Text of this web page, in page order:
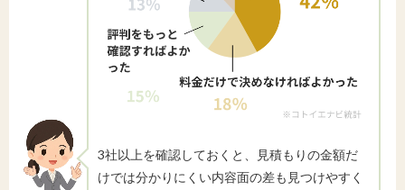
3社以上を確認しておくと、見積もりの金額だ
けでは分かりにくい内容面の差も見つけやすく